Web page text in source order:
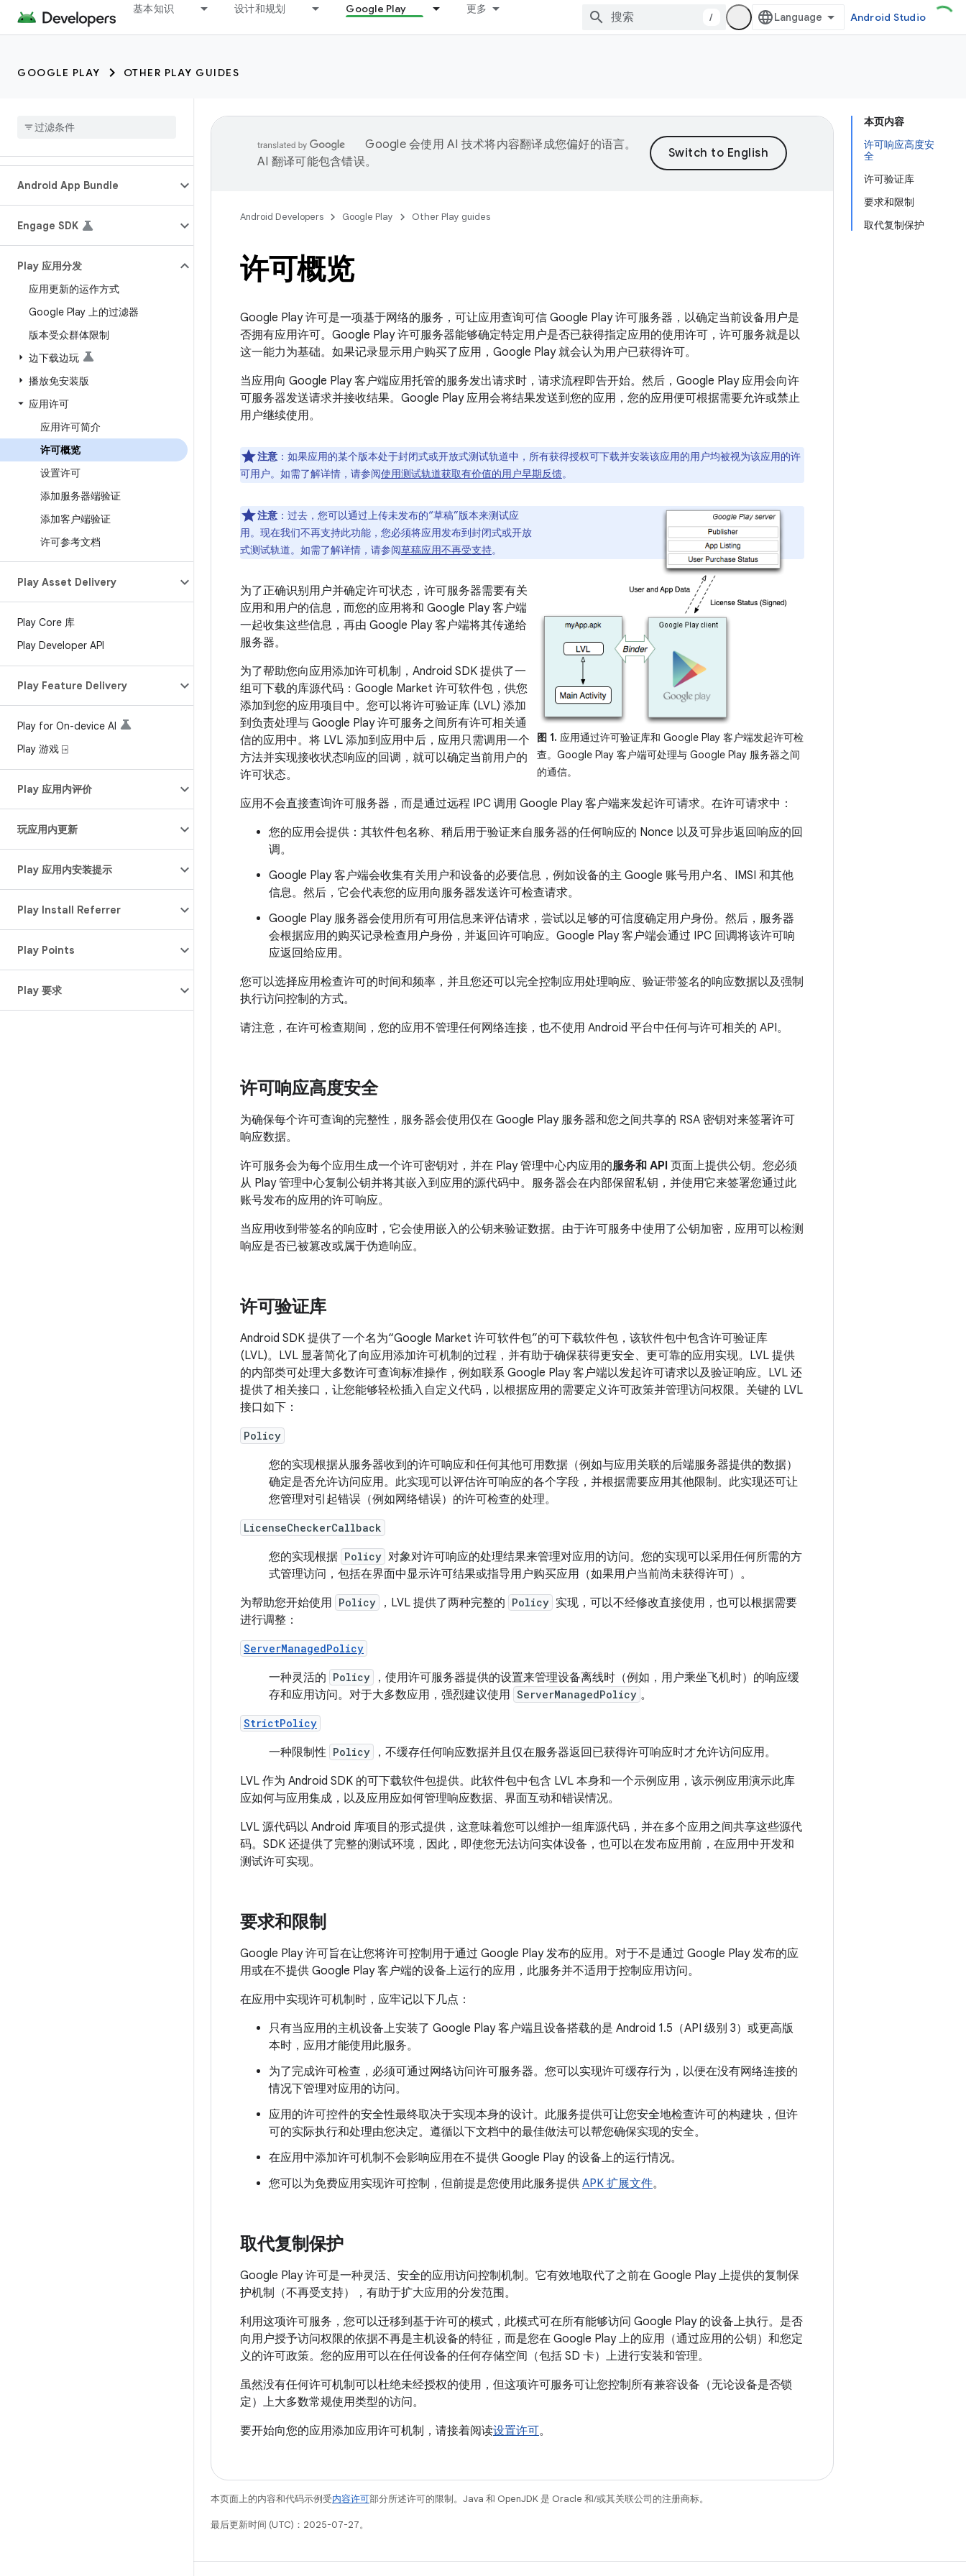
基本知识 设计和规划 Google Play 更多
/ Android Studio
GOOGLE PLAY OTHER PLAY GUIDES
Android App Bundle
Engage SDK
Play 应用分发
应用更新的运作方式
Google Play 上的过滤器
版本受众群体限制
边下载边玩
播放免安装版
应用许可
应用许可简介
许可概览
设置许可
添加服务器端验证
添加客户端验证
许可参考文档
Play Asset Delivery
Play Core 库
Play Developer API
Play Feature Delivery
Play for On-device AI
Play 游戏 ⍈
Play 应用内评价
玩应用内更新
Play 应用内安装提示
Play Install Referrer
Play Points
Play 要求
本页内容
许可响应高度安
全
许可验证库
要求和限制
取代复制保护
Google 会使用 AI 技术将内容翻译成您偏好的语言。
AI 翻译可能包含错误。
Android Developers Google Play Other Play guides
许可概览
Google Play 许可是一项基于网络的服务，可让应用查询可信 Google Play 许可服务器，以确定当前设备用户是
否拥有应用许可。Google Play 许可服务器能够确定特定用户是否已获得指定应用的使用许可，许可服务就是以
这一能力为基础。如果记录显示用户购买了应用，Google Play 就会认为用户已获得许可。
当应用向 Google Play 客户端应用托管的服务发出请求时，请求流程即告开始。然后，Google Play 应用会向许
可服务器发送请求并接收结果。Google Play 应用会将结果发送到您的应用，您的应用便可根据需要允许或禁止
用户继续使用。
注意 ：如果应用的某个版本处于封闭式或开放式测试轨道中，所有获得授权可下载并安装该应用的用户均被视为该应用的许
可用户。如需了解详情，请参阅使用测试轨道获取有价值的用户早期反馈。
图 1. 应用通过许可验证库和 Google Play 客户端发起许可检
查。Google Play 客户端可处理与 Google Play 服务器之间
的通信。
注意 ：过去，您可以通过上传未发布的“草稿”版本来测试应
用。现在我们不再支持此功能，您必须将应用发布到封闭式或开放
式测试轨道。如需了解详情，请参阅草稿应用不再受支持。
为了正确识别用户并确定许可状态，许可服务器需要有关
应用和用户的信息，而您的应用将和 Google Play 客户端
一起收集这些信息，再由 Google Play 客户端将其传递给
服务器。
为了帮助您向应用添加许可机制，Android SDK 提供了一
组可下载的库源代码：Google Market 许可软件包，供您
添加到您的应用项目中。您可以将许可验证库 (LVL) 添加
到负责处理与 Google Play 许可服务之间所有许可相关通
信的应用中。将 LVL 添加到应用中后，应用只需调用一个
方法并实现接收状态响应的回调，就可以确定当前用户的
许可状态。
应用不会直接查询许可服务器，而是通过远程 IPC 调用 Google Play 客户端来发起许可请求。在许可请求中：
您的应用会提供：其软件包名称、稍后用于验证来自服务器的任何响应的 Nonce 以及可异步返回响应的回
调。
Google Play 客户端会收集有关用户和设备的必要信息，例如设备的主 Google 账号用户名、IMSI 和其他
信息。然后，它会代表您的应用向服务器发送许可检查请求。
Google Play 服务器会使用所有可用信息来评估请求，尝试以足够的可信度确定用户身份。然后，服务器
会根据应用的购买记录检查用户身份，并返回许可响应。Google Play 客户端会通过 IPC 回调将该许可响
应返回给应用。
您可以选择应用检查许可的时间和频率，并且您还可以完全控制应用处理响应、验证带签名的响应数据以及强制
执行访问控制的方式。
请注意，在许可检查期间，您的应用不管理任何网络连接，也不使用 Android 平台中任何与许可相关的 API。
许可响应高度安全
为确保每个许可查询的完整性，服务器会使用仅在 Google Play 服务器和您之间共享的 RSA 密钥对来签署许可
响应数据。
许可服务会为每个应用生成一个许可密钥对，并在 Play 管理中心内应用的服务和 API 页面上提供公钥。您必须
从 Play 管理中心复制公钥并将其嵌入到应用的源代码中。服务器会在内部保留私钥，并使用它来签署您通过此
账号发布的应用的许可响应。
当应用收到带签名的响应时，它会使用嵌入的公钥来验证数据。由于许可服务中使用了公钥加密，应用可以检测
响应是否已被篡改或属于伪造响应。
许可验证库
Android SDK 提供了一个名为“Google Market 许可软件包”的可下载软件包，该软件包中包含许可验证库
(LVL)。LVL 显著简化了向应用添加许可机制的过程，并有助于确保获得更安全、更可靠的应用实现。LVL 提供
的内部类可处理大多数许可查询标准操作，例如联系 Google Play 客户端以发起许可请求以及验证响应。LVL 还
提供了相关接口，让您能够轻松插入自定义代码，以根据应用的需要定义许可政策并管理访问权限。关键的 LVL
接口如下：
Policy
您的实现根据从服务器收到的许可响应和任何其他可用数据（例如与应用关联的后端服务器提供的数据）
确定是否允许访问应用。此实现可以评估许可响应的各个字段，并根据需要应用其他限制。此实现还可让
您管理对引起错误（例如网络错误）的许可检查的处理。
LicenseCheckerCallback
您的实现根据 Policy 对象对许可响应的处理结果来管理对应用的访问。您的实现可以采用任何所需的方
式管理访问，包括在界面中显示许可结果或指导用户购买应用（如果用户当前尚未获得许可）。
为帮助您开始使用 Policy ，LVL 提供了两种完整的 Policy 实现，可以不经修改直接使用，也可以根据需要
进行调整：
ServerManagedPolicy
一种灵活的 Policy
，使用许可服务器提供的设置来管理设备离线时（例如，用户乘坐飞机时）的响应缓
存和应用访问。对于大多数应用，强烈建议使用 ServerManagedPolicy 。
StrictPolicy
一种限制性 Policy
，不缓存任何响应数据并且仅在服务器返回已获得许可响应时才允许访问应用。
LVL 作为 Android SDK 的可下载软件包提供。此软件包中包含 LVL 本身和一个示例应用，该示例应用演示此库
应如何与应用集成，以及应用应如何管理响应数据、界面互动和错误情况。
LVL 源代码以 Android 库项目 的形式提供，这意味着您可以维护一组库源代码，并在多个应用之间共享这些源代
码。SDK 还提供了完整的测试环境，因此，即使您无法访问实体设备，也可以在发布应用前，在应用中开发和
测试许可实现。
要求和限制
Google Play 许可旨在让您将许可控制用于通过 Google Play 发布的应用。对于不是通过 Google Play 发布的应
用或在不提供 Google Play 客户端的设备上运行的应用，此服务并不适用于控制应用访问。
在应用中实现许可机制时，应牢记以下几点：
只有当应用的主机设备上安装了 Google Play 客户端且设备搭载的是 Android 1.5（API 级别 3）或更高版
本时，应用才能使用此服务。
为了完成许可检查，必须可通过网络访问许可服务器。您可以实现许可缓存行为，以便在没有网络连接的
情况下管理对应用的访问。
应用的许可控件的安全性最终取决于实现本身的设计。此服务提供可让您安全地检查许可的构建块，但许
可的实际执行和处理由您决定。遵循以下文档中的最佳做法可以帮您确保实现的安全。
在应用中添加许可机制不会影响应用在不提供 Google Play 的设备上的运行情况。
您可以为免费应用实现许可控制，但前提是您使用此服务提供 APK 扩展文件。
取代复制保护
Google Play 许可是一种灵活、安全的应用访问控制机制。它有效地取代了之前在 Google Play 上提供的复制保
护机制（不再受支持），有助于扩大应用的分发范围。
利用这项许可服务，您可以迁移到基于许可的模式，此模式可在所有能够访问 Google Play 的设备上执行。是否
向用户授予访问权限的依据不再是主机设备的特征，而是您在 Google Play 上的应用（通过应用的公钥）和您定
义的许可政策。您的应用可以在任何设备的任何存储空间（包括 SD 卡）上进行安装和管理。
虽然没有任何许可机制可以杜绝未经授权的使用，但这项许可服务可让您控制所有兼容设备（无论设备是否锁
定）上大多数常规使用类型的访问。
要开始向您的应用添加应用许可机制，请接着阅读设置许可。
本页面上的内容和代码示例受内容许可部分所述许可的限制。Java 和 OpenJDK 是 Oracle 和/或其关联公司的注册商标。
最后更新时间 (UTC)：2025-07-27。